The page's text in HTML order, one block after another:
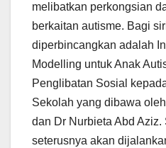
melibatkan perkongsian
berkaitan autisme. Bagi
diperbincangkan adalah
Modelling untuk Anak
Penglibatan Sosial
Sekolah yang dibawa
dan Dr Nurbieta Abd
seterusnya akan